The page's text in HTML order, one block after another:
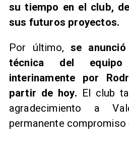
su tiempo en el club,
sus futuros proyectos.
Por último, se
técnica del
interinamente por
partir de hoy. El club
agradecimiento a
permanente